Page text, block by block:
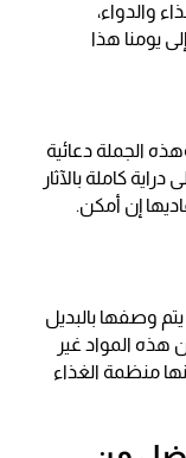
والدواء،
يومنا هذا
آمن 100% طبياً، وهذه الجملة دعائية
كاملة بالآثار
إن أمكن.
وصفها بالبديل
هذه المواد غير
منظمة الغذاء